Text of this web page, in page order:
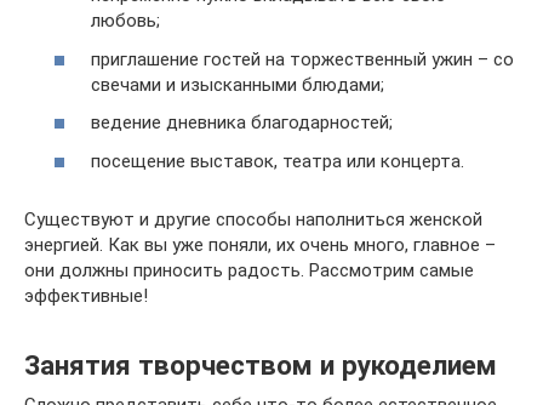
любовь;
приглашение гостей на торжественный ужин – со
свечами и изысканными блюдами;
ведение дневника благодарностей;
посещение выставок, театра или концерта.
Существуют и другие способы наполниться женской
энергией. Как вы уже поняли, их очень много, главное –
они должны приносить радость. Рассмотрим самые
эффективные!
Занятия творчеством и рукоделием